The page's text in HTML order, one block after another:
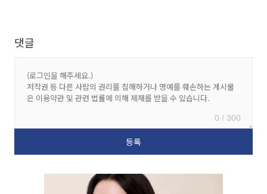
댓글
0 / 300